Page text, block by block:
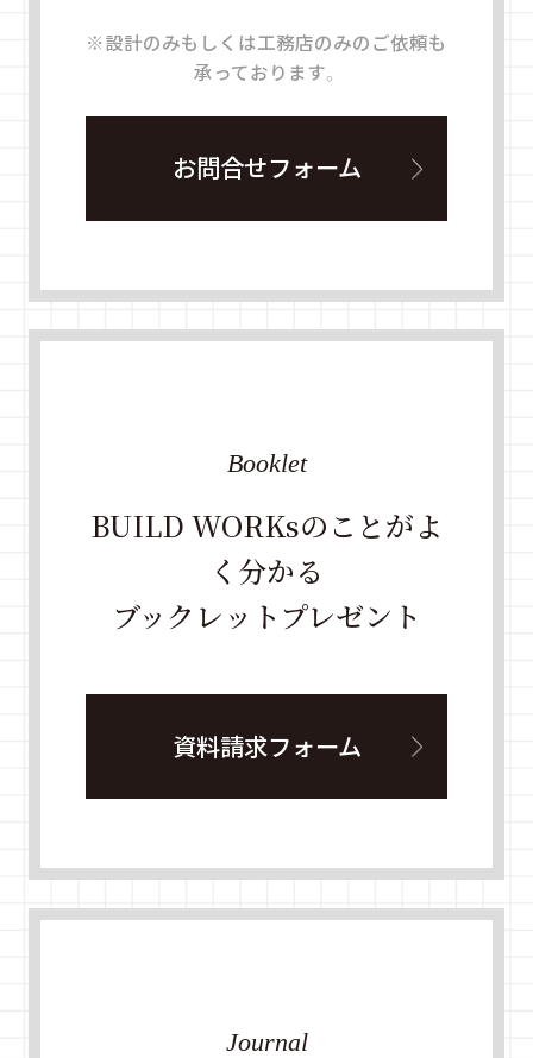
※設計のみもしくは工務店のみのご依頼も
承っております。
お問合せフォーム
BUILD WORKsのことがよ
く分かる
ブックレットプレゼント
Booklet
資料請求フォーム
Journal